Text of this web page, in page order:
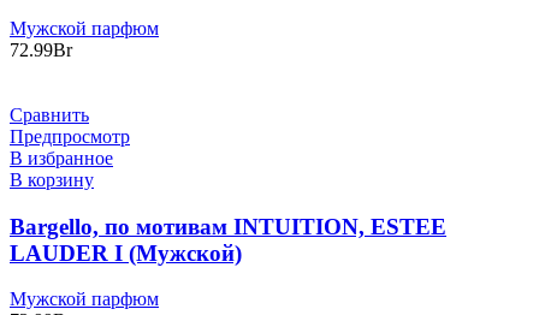
Мужской парфюм
72.99Br
Сравнить
Предпросмотр
В избранное
В корзину
Bargello, по мотивам INTUITION, ESTEE
LAUDER I (Мужской)
Мужской парфюм